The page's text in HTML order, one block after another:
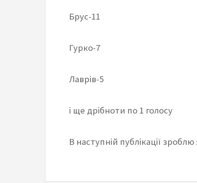
Брус-11
Гурко-7
Лаврів-5
і ще дрібноти по 1 голосу
В наступній публікації